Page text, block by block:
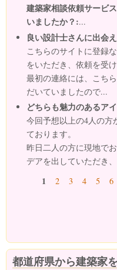
建築家相談依頼サービ
いましたか？:...
良い設計士さんに出会
こちらのサイトに登録
をいただき、依頼を受
最初の連絡には、こち
だいていましたので...
どちらも魅力のあるア
今回予想以上の4人の方
ております。
昨日二人の方に現地で
デアを出していただき
ページ1 2 3 4 5 6
都道府県から建築家